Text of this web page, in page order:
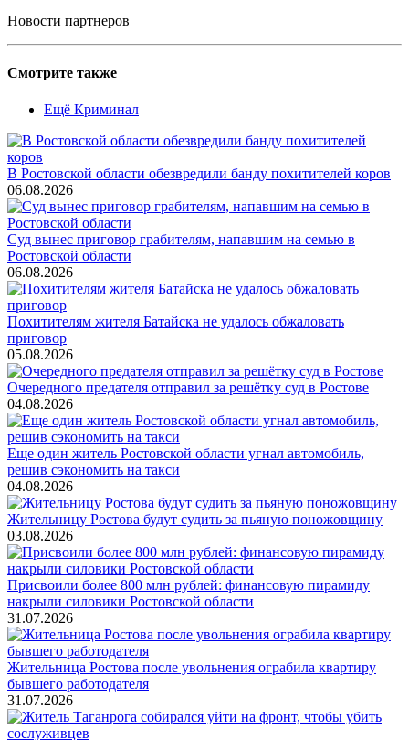
Новости партнеров
Смотрите также
Ещё Криминал
В Ростовской области обезвредили банду похитителей коров
06.08.2026
Суд вынес приговор грабителям, напавшим на семью в
Ростовской области
06.08.2026
Похитителям жителя Батайска не удалось обжаловать
приговор
05.08.2026
Очередного предателя отправил за решётку суд в Ростове
04.08.2026
Еще один житель Ростовской области угнал автомобиль,
решив сэкономить на такси
04.08.2026
Жительницу Ростова будут судить за пьяную поножовщину
03.08.2026
Присвоили более 800 млн рублей: финансовую пирамиду
накрыли силовики Ростовской области
31.07.2026
Жительница Ростова после увольнения ограбила квартиру
бывшего работодателя
31.07.2026